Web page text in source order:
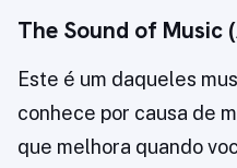
The Sound of Music
Este é um daqueles
conhece por causa de
que melhora quando